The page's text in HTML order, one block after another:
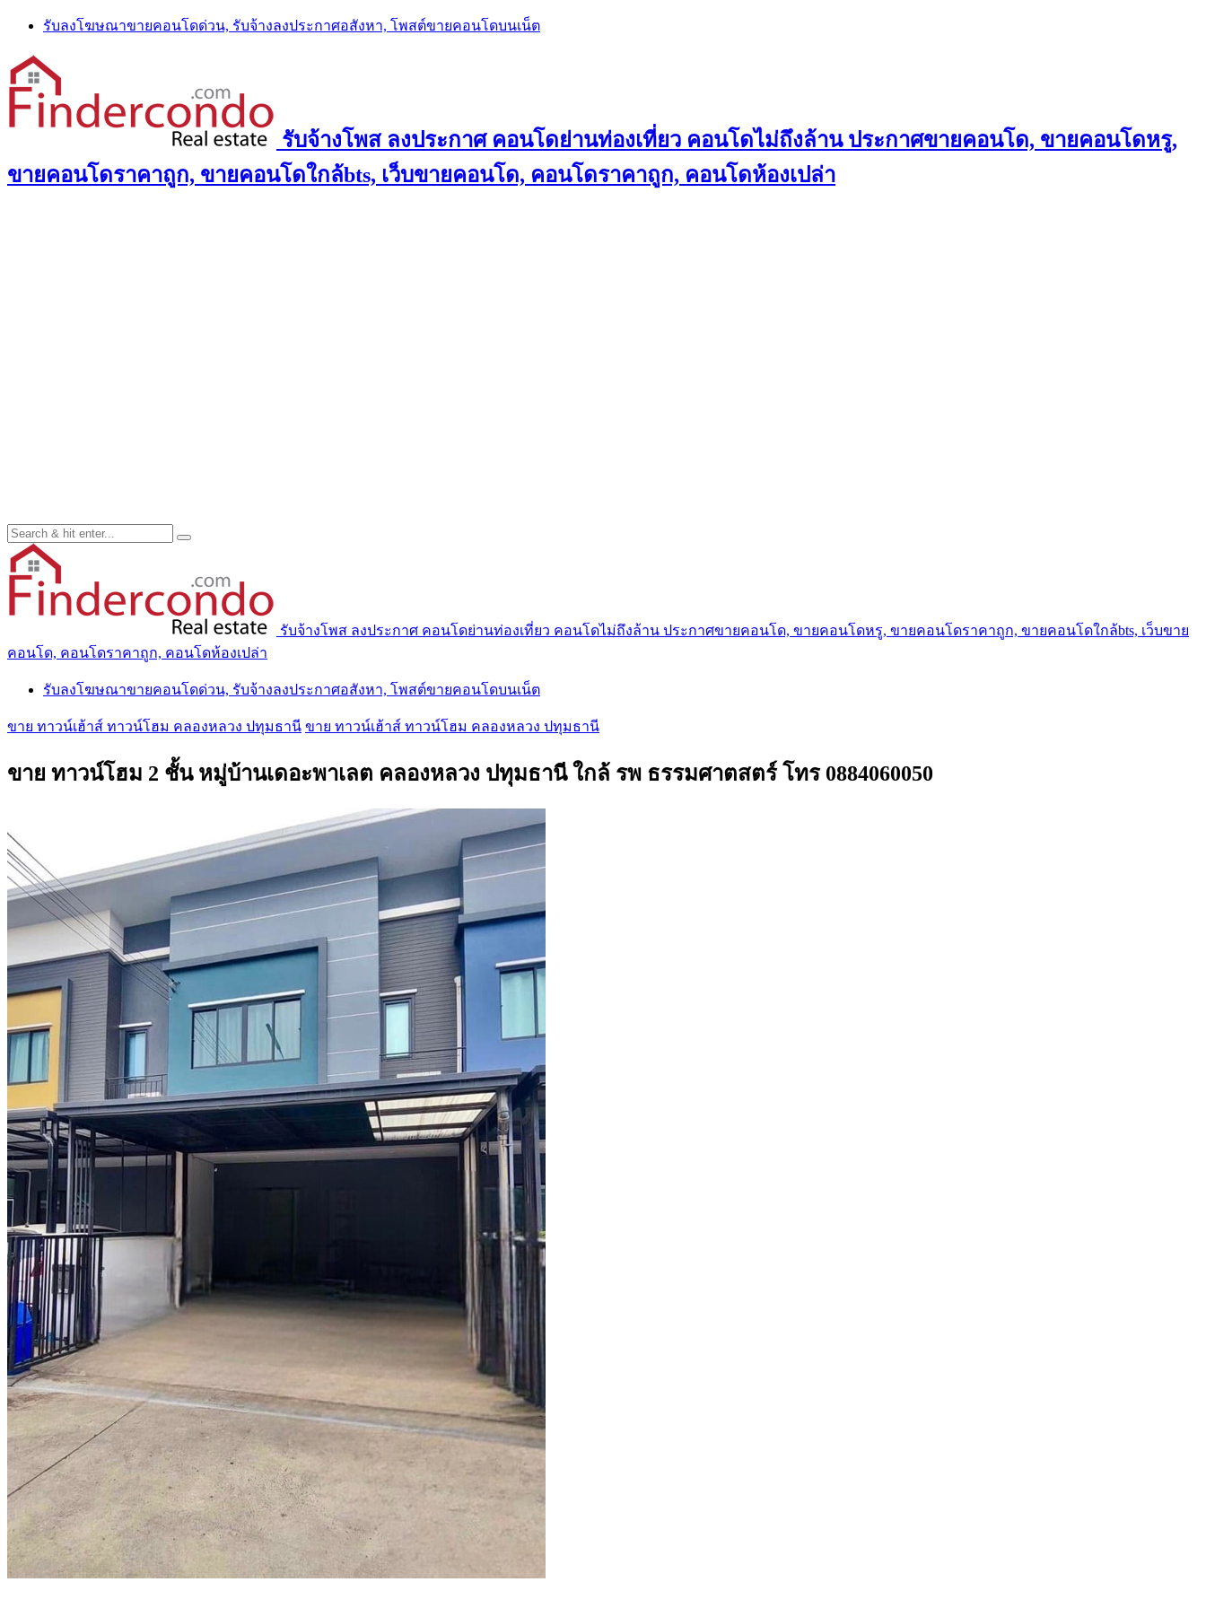
Skip
content
รับลงโฆษณาขายคอนโดด่วน, รับจ้างลงประกาศอสังหา, โพสต์ขายคอนโดบนเน็ต
รับจ้างโพส ลงประกาศ คอนโดย่านท่องเที่ยว คอนโดไม่ถึงล้าน ประกาศขายคอนโด, ขายคอนโดหรู,
ขายคอนโดราคาถูก, ขายคอนโดใกล้bts, เว็บขายคอนโด, คอนโดราคาถูก, คอนโดห้องเปล่า
รับจ้างโพส ลงประกาศ คอนโดย่านท่องเที่ยว คอนโดไม่ถึงล้าน ประกาศขายคอนโด, ขายคอนโดหรู, ขายคอนโดราคาถูก, ขายคอนโดใกล้bts, เว็บขาย
คอนโด, คอนโดราคาถูก, คอนโดห้องเปล่า
รับลงโฆษณาขายคอนโดด่วน, รับจ้างลงประกาศอสังหา, โพสต์ขายคอนโดบนเน็ต
ขาย ทาวน์เฮ้าส์ ทาวน์โฮม คลองหลวง ปทุมธานี ขาย ทาวน์เฮ้าส์ ทาวน์โฮม คลองหลวง ปทุมธานี
ขาย ทาวน์โฮม 2 ชั้น หมู่บ้านเดอะพาเลต คลองหลวง ปทุมธานี ใกล้ รพ ธรรมศาตสตร์ โทร 0884060050